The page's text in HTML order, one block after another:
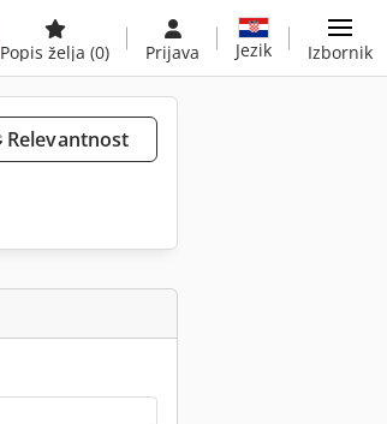
Popis želja (0) Prijava Jezik Izbornik
Relevantnost